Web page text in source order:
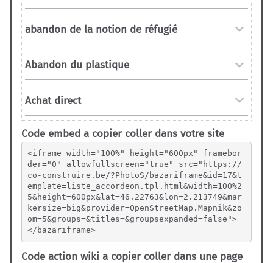
Code embed a copier coller dans votre site
<iframe width="100%" height="600px" framebor
der="0" allowfullscreen="true" src="https://
co-construire.be/?PhotoS/bazariframe&id=17&t
emplate=liste_accordeon.tpl.html&width=100%2
5&height=600px&lat=46.22763&lon=2.213749&mar
kersize=big&provider=OpenStreetMap.Mapnik&zo
om=5&groups=&titles=&groupsexpanded=false">
</bazariframe>
Code action wiki a copier coller dans une page